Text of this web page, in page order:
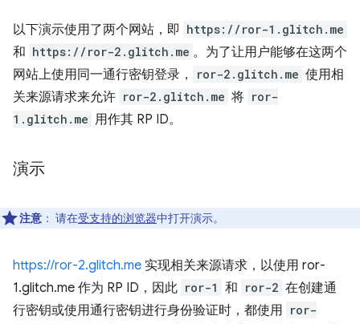
以下演示使用了两个网站，即 https://ror-1.glitch.me
和 https://ror-2.glitch.me 。为了让用户能够在这两个
网站上使用同一通行密钥登录，
ror-2.glitch.me 使用相
关来源请求来允许 ror-2.glitch.me 将 ror-
1.glitch.me 用作其 RP ID。
演示
注意 ： 请在受支持的浏览器中打开演示。
https://ror-2.glitch.me 实现相关来源请求，以使用 ror-
1.glitch.me 作为 RP ID，因此 ror-1 和 ror-2 在创建通
行密钥或使用通行密钥进行身份验证时，都使用 ror-